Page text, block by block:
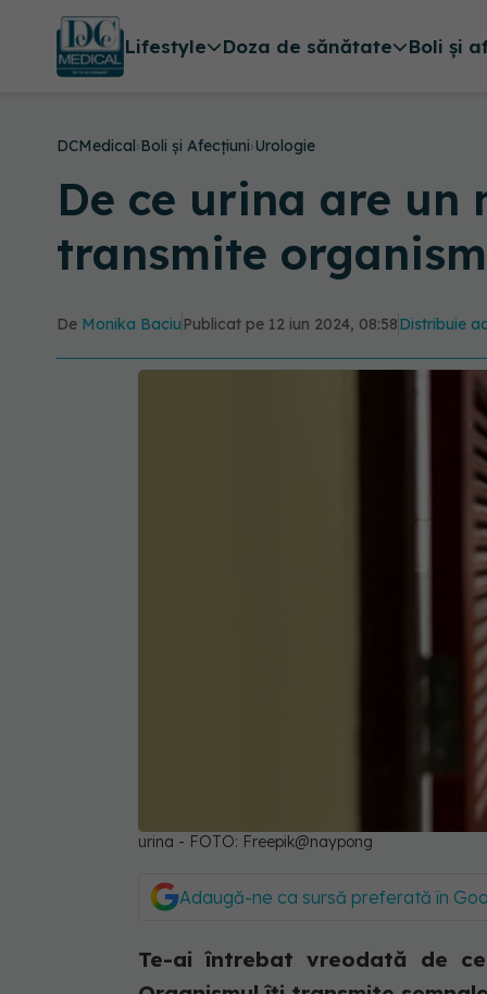
Lifestyle Doza de sănătate Boli și
DCMedical›Boli și Afecțiuni›Urologie
De ce urina are un
transmite
De Monika Baciu Publicat pe 12 iun 2024, 08:58Distribuie
urina - FOTO: Freepik@naypong
Adaugă-ne ca sursă preferată în
Te-ai întrebat vreodată de